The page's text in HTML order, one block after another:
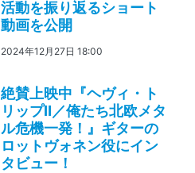
活動を振り返るショート
動画を公開
2024年12月27日 18:00
絶賛上映中『ヘヴィ・ト
リップⅡ／俺たち北欧メタ
ル危機一発！』ギターの
ロットヴォネン役にイン
タビュー！